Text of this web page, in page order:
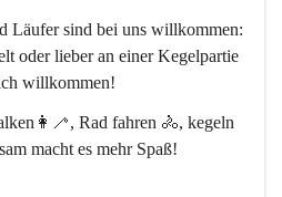
Läufer sind bei uns willkommen:
oder lieber an einer Kegelpartie
willkommen!
Rad fahren 🚴, kegeln
macht es mehr Spaß!